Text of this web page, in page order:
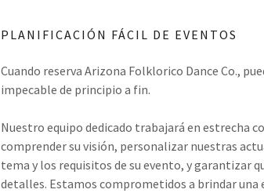
PLANIFICACIÓN FÁCIL DE EVENTOS
Cuando reserva Arizona Folklorico Dance Co.,
impecable de principio a fin.
Nuestro equipo dedicado trabajará en estrecha
comprender su visión, personalizar nuestras
tema y los requisitos de su evento, y garantizar
detalles. Estamos comprometidos a brindar una